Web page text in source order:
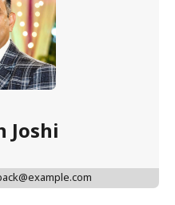
Joshi